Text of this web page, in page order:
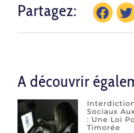
Partagez:
A découvrir
Sociaux
: Une Loi
Timorée